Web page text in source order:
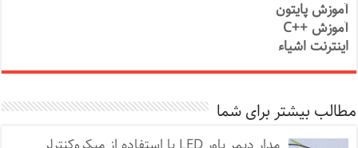
آموزش پایتون
آموزش ++C
اینترنت اشیاء
مطالب بیشتر برای شما